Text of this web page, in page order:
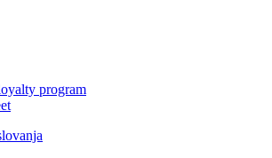
program